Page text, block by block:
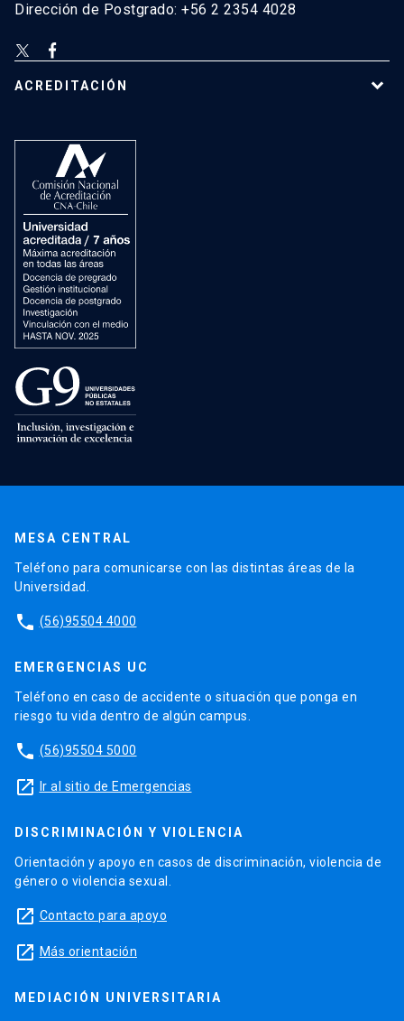
Dirección de Postgrado: +56 2 2354 4028
ACREDITACIÓN
MESA CENTRAL
Teléfono para comunicarse con las distintas áreas de la
Universidad.
phone (56)95504 4000
EMERGENCIAS UC
Teléfono en caso de accidente o situación que ponga en
riesgo tu vida dentro de algún campus.
phone (56)95504 5000
launch Ir al sitio de Emergencias
DISCRIMINACIÓN Y VIOLENCIA
Orientación y apoyo en casos de discriminación, violencia de
género o violencia sexual.
launch Contacto para apoyo
launch Más orientación
MEDIACIÓN UNIVERSITARIA